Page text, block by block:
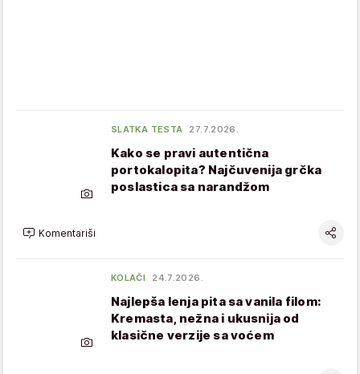
SLATKA TESTA 27.7.2026.
Kako se pravi autentična
portokalopita? Najčuvenija grčka
poslastica sa narandžom
Komentariši
KOLAČI 24.7.2026.
Najlepša lenja pita sa vanila filom:
Kremasta, nežna i ukusnija od
klasične verzije sa voćem